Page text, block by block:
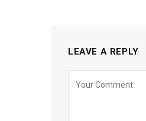
LEAVE A REPLY